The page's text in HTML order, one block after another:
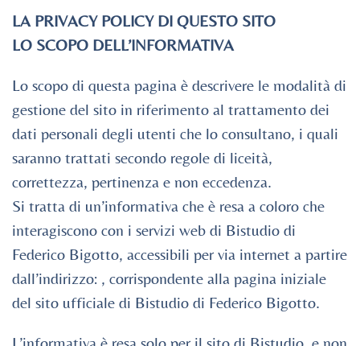
LA PRIVACY POLICY DI QUESTO SITO
LO SCOPO DELL’INFORMATIVA
Lo scopo di questa pagina è descrivere le modalità di
gestione del sito in riferimento al trattamento dei
dati personali degli utenti che lo consultano, i quali
saranno trattati secondo regole di liceità,
correttezza, pertinenza e non eccedenza.
Si tratta di un’informativa che è resa a coloro che
interagiscono con i servizi web di Bistudio di
Federico Bigotto, accessibili per via internet a partire
dall’indirizzo: , corrispondente alla pagina iniziale
del sito ufficiale di Bistudio di Federico Bigotto.